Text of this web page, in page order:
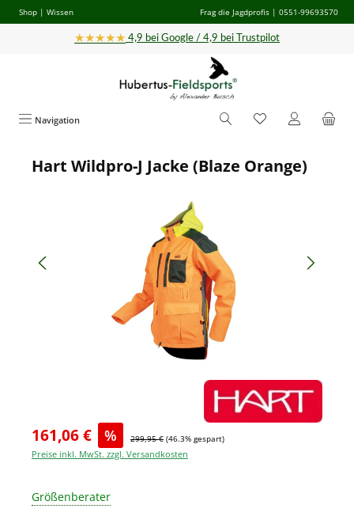
Zum Hauptinhalt springen
Shop | Wissen Frag die Jagdprofis | 0551-99693570
★★★★★ 4,9 bei Google / 4,9 bei Trustpilot
Navigation
Bildergalerie überspringen
Hart Wildpro-J Jacke (Blaze Orange)
161,06 € % 299,95 € (46.3% gespart)
Preise inkl. MwSt. zzgl. Versandkosten
Größenberater